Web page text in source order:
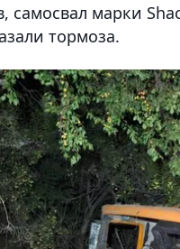
самосвал марки
тормоза.